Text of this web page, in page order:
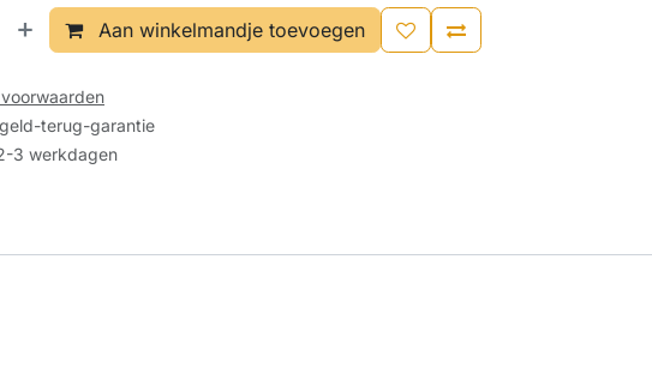
Aan winkelmandje toevoegen
terug-garantie
3 werkdagen